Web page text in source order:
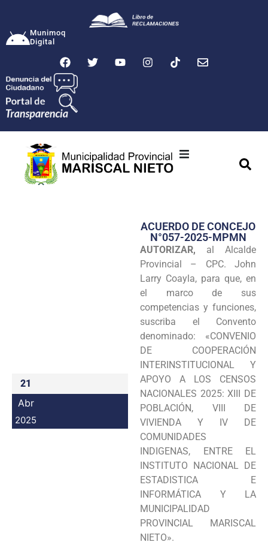
Munimoq
Digital
Transparencia
Seguridad
Programas
Intranet
21
Abr
2025
ACUERDO DE CONCEJO
N°057-2025-MPMN
AUTORIZAR, al Alcalde
Provincial – CPC. John
Larry Coayla, para que, en
el marco de sus
competencias y funciones,
suscriba el Convento
denominado: «CONVENIO
DE COOPERACIÓN
INTERINSTITUCIONAL Y
APOYO A LOS CENSOS
NACIONALES 2025: XIII DE
POBLACIÓN, VIII DE
VIVIENDA Y IV DE
COMUNIDADES
INDIGENAS, ENTRE EL
INSTITUTO NACIONAL DE
ESTADISTICA E
INFORMÁTICA Y LA
MUNICIPALIDAD
PROVINCIAL MARISCAL
NIETO».